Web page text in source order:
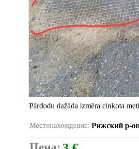
Pārdodu dažāda izmēra cinkota
Местонахождение: Рижский р-